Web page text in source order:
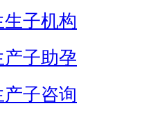
子机构
子助孕
子咨询